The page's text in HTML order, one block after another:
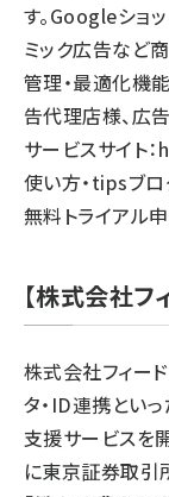
す。Googleショ
ミック広告など
管理・最適化機
告代理店様、広
サービスサイト：
使い方・tipsブロ
無料トライアル申
【株式会社
株式会社フィー
タ・ID連携とい
支援サービスを
に東京証券取引